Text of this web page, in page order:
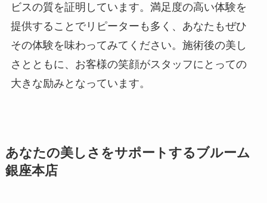
ビスの質を証明しています。満足度の高い体験を
提供することでリピーターも多く、あなたもぜひ
その体験を味わってみてください。施術後の美し
さとともに、お客様の笑顔がスタッフにとっての
大きな励みとなっています。
あなたの美しさをサポートするブルーム
銀座本店